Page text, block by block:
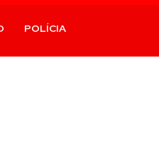
POLÍCIA